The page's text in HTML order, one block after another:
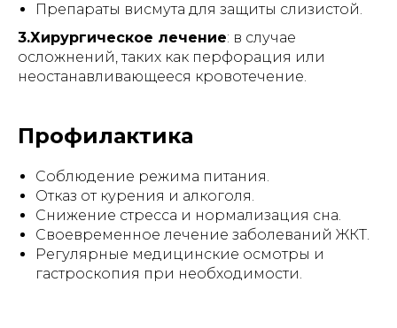
Препараты висмута для защиты слизистой.
3.Хирургическое лечение: в случае
осложнений, таких как перфорация или
неостанавливающееся кровотечение.
Профилактика
Соблюдение режима питания.
Отказ от курения и алкоголя.
Снижение стресса и нормализация сна.
Своевременное лечение заболеваний ЖКТ.
Регулярные медицинские осмотры и
гастроскопия при необходимости.